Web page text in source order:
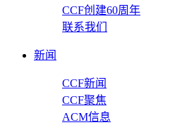
CCF创建60周年
联系我们
新闻
CCF新闻
CCF聚焦
ACM信息